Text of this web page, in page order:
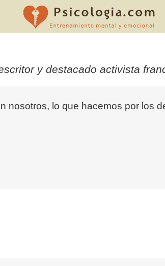
y destacado activista
nosotros, lo que hacemos por los